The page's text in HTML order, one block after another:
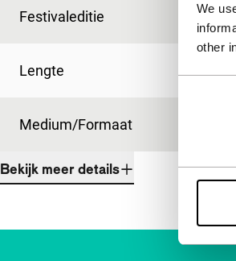
We
other
Festivaleditie
Lengte
Medium/Formaat
Bekijk meer details